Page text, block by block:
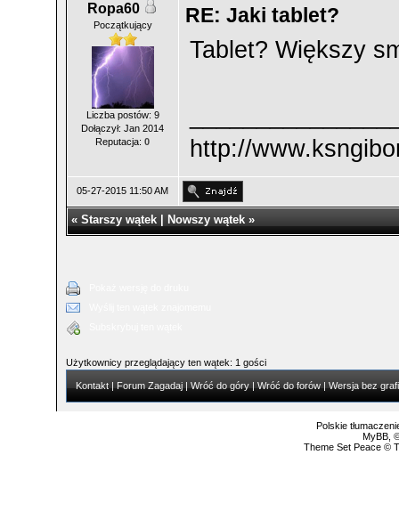
Ropa60
Początkujący
Liczba postów: 9
Dołączył: Jan 2014
Reputacja: 0
RE: Jaki tablet?
Tablet? Większy
http://
05-27-2015 11:50 AM
« Starszy wątek| Nowszy wątek»
Użytkownicy przeglądający ten wątek: 1 gości
Kontakt| Forum Zagadaj| Wróć do góry| Wróć do forów| Wersja bez
Polskie
MyBB,
Theme Set Peace ©